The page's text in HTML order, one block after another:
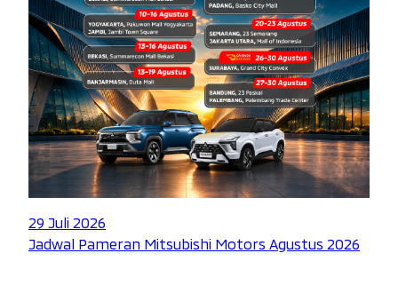
29 Juli 2026
Jadwal Pameran Mitsubishi Motors Agustus 2026